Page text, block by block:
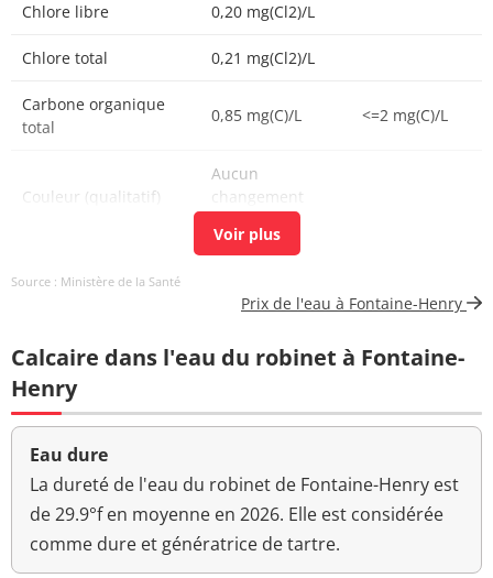
Chlore libre 0,20 mg(Cl2)/L
Chlore total 0,21 mg(Cl2)/L
Carbone organique
total
0,85 mg(C)/L <=2 mg(C)/L
Couleur (qualitatif)
Aucun
changement
/100ml-MS
à 22°-68h
<1 n/mL
Bact. aér. revivifiables
à 36°-44h
<1 n/mL
Ammonium (en NH4) <0,020 mg/L <=0,1 mg/L
7,3 unité pH
>=6,5 et <=9
Source : Ministère de la Santé
Prix de l'eau à Fontaine-Henry
Calcaire dans l'eau du robinet à Fontaine-
Henry
Eau dure
La dureté de l'eau du robinet de Fontaine-Henry est
de 29.9°f en moyenne en 2026. Elle est considérée
comme dure et génératrice de tartre.